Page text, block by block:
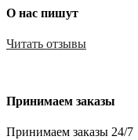
О нас пишут
Читать отзывы
Принимаем заказы
Принимаем заказы 24/7